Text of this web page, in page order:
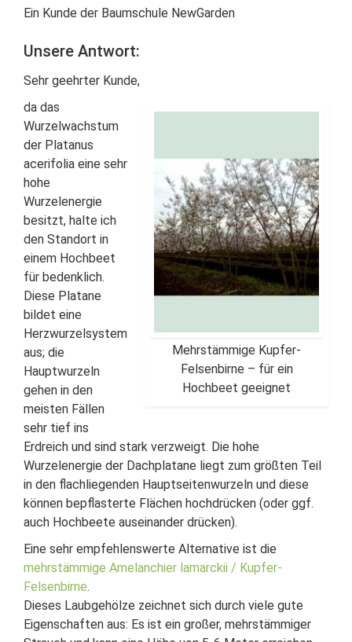
Ein Kunde der Baumschule NewGarden
Unsere Antwort:
Sehr geehrter Kunde,
Mehrstämmige Kupfer-
Felsenbirne – für ein
Hochbeet geeignet
da das
Wurzelwachstum
der Platanus
acerifolia eine sehr
hohe
Wurzelenergie
besitzt, halte ich
den Standort in
einem Hochbeet
für bedenklich.
Diese Platane
bildet eine
Herzwurzelsystem
aus; die
Hauptwurzeln
gehen in den
meisten Fällen
sehr tief ins
Erdreich und sind stark verzweigt. Die hohe
Wurzelenergie der Dachplatane liegt zum größten Teil
in den flachliegenden Hauptseitenwurzeln und diese
können bepflasterte Flächen hochdrücken (oder ggf.
auch Hochbeete auseinander drücken).
Eine sehr empfehlenswerte Alternative ist die
mehrstämmige Amelanchier lamarckii / Kupfer-
Felsenbirne.
Dieses Laubgehölze zeichnet sich durch viele gute
Eigenschaften aus: Es ist ein großer, mehrstämmiger